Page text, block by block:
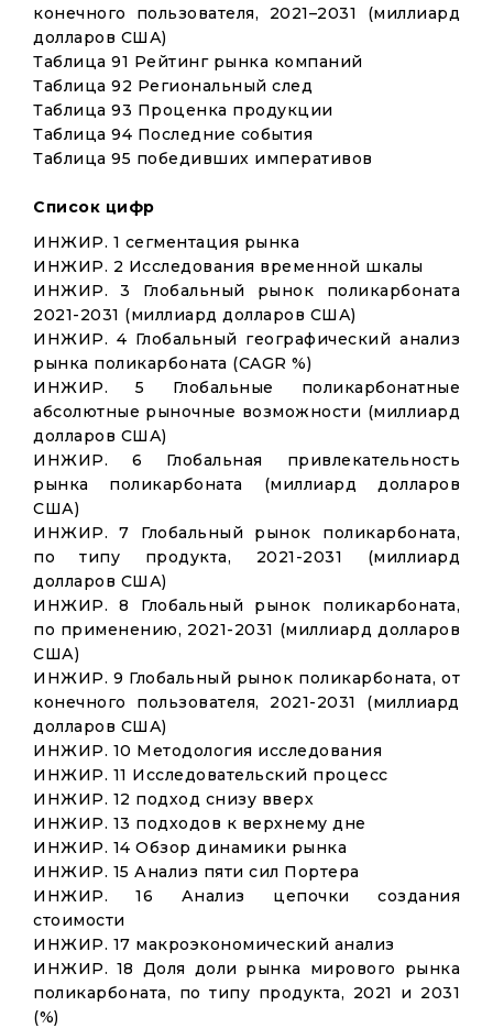
конечного пользователя, 2021–2031 (миллиард
долларов США)
Таблица 91 Рейтинг рынка компаний
Таблица 92 Региональный след
Таблица 93 Проценка продукции
Таблица 94 Последние события
Таблица 95 победивших императивов
Список цифр
ИНЖИР. 1 сегментация рынка
ИНЖИР. 2 Исследования временной шкалы
ИНЖИР. 3 Глобальный рынок поликарбоната
2021-2031 (миллиард долларов США)
ИНЖИР. 4 Глобальный географический анализ
рынка поликарбоната (CAGR %)
ИНЖИР. 5 Глобальные поликарбонатные
абсолютные рыночные возможности (миллиард
долларов США)
ИНЖИР. 6 Глобальная привлекательность
рынка поликарбоната (миллиард долларов
США)
ИНЖИР. 7 Глобальный рынок поликарбоната,
по типу продукта, 2021-2031 (миллиард
долларов США)
ИНЖИР. 8 Глобальный рынок поликарбоната,
по применению, 2021-2031 (миллиард долларов
США)
ИНЖИР. 9 Глобальный рынок поликарбоната, от
конечного пользователя, 2021-2031 (миллиард
долларов США)
ИНЖИР. 10 Методология исследования
ИНЖИР. 11 Исследовательский процесс
ИНЖИР. 12 подход снизу вверх
ИНЖИР. 13 подходов к верхнему дне
ИНЖИР. 14 Обзор динамики рынка
ИНЖИР. 15 Анализ пяти сил Портера
ИНЖИР. 16 Анализ цепочки создания
стоимости
ИНЖИР. 17 макроэкономический анализ
ИНЖИР. 18 Доля доли рынка мирового рынка
поликарбоната, по типу продукта, 2021 и 2031
(%)